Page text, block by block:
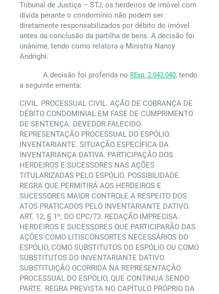
Tribunal de Justiça – STJ, os herdeiros de imóvel com
dívida perante o condomínio não podem ser
diretamente responsabilizados por débito do imóvel
antes da conclusão da partilha de bens. A decisão foi
unânime, tendo como relatora a Ministra Nancy
Andrighi.
A decisão foi proferida no REsp. 2.042.040, tendo
a seguinte ementa:
CIVIL. PROCESSUAL CIVIL. AÇÃO DE COBRANÇA DE
DÉBITO CONDOMINIAL EM FASE DE CUMPRIMENTO
DE SENTENÇA. DEVEDOR FALECIDO.
REPRESENTAÇÃO PROCESSUAL DO ESPÓLIO.
INVENTARIANTE. SITUAÇÃO ESPECÍFICA DA
INVENTARIANÇA DATIVA. PARTICIPAÇÃO DOS
HERDEIROS E SUCESSORES NAS AÇÕES
TITULARIZADAS PELO ESPÓLIO. POSSIBILIDADE.
REGRA QUE PERMITIRÁ AOS HERDEIROS E
SUCESSORES MAIOR CONTROLE A RESPEITO DOS
ATOS PRATICADOS PELO INVENTARIANTE DATIVO.
ART. 12, § 1º, DO CPC/73. REDAÇÃO IMPRECISA.
HERDEIROS E SUCESSORES QUE PARTICIPARÃO DAS
AÇÕES COMO LITISCONSORTES NECESSÁRIOS DO
ESPÓLIO, COMO SUBSTITUTOS DO ESPÓLIO OU COMO
SUBSTITUTOS DO INVENTARIANTE DATIVO.
SUBSTITUIÇÃO OCORRIDA NA REPRESENTAÇÃO
PROCESSUAL DO ESPÓLIO, QUE CONTINUA SENDO
PARTE. REGRA PREVISTA NO CAPÍTULO PRÓPRIO DA